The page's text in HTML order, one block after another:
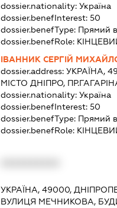
dossier.nationality: Україна
dossier.benefInterest: 50
dossier.benefType: Прямий
dossier.benefRole:
ІВАННИК СЕРГІЙ
dossier.address: УКРАЇНА,
МІСТО ДНІПРО,
dossier.nationality: Україна
dossier.benefInterest: 50
dossier.benefType: Прямий
dossier.benefRole:
УКРАЇНА, 49000,
ВУЛИЦЯ МЕЧНИКОВА,